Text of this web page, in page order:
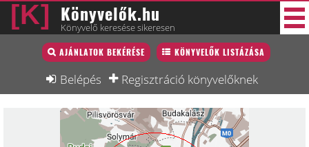
Könyvelők.hu
Könyvelő keresése sikeresen
AJÁNLATOK BEKÉRÉSE KÖNYVELŐK LISTÁZÁSA
Belépés Regisztráció könyvelőknek
Könyvelő lista
Könyvelési munkák